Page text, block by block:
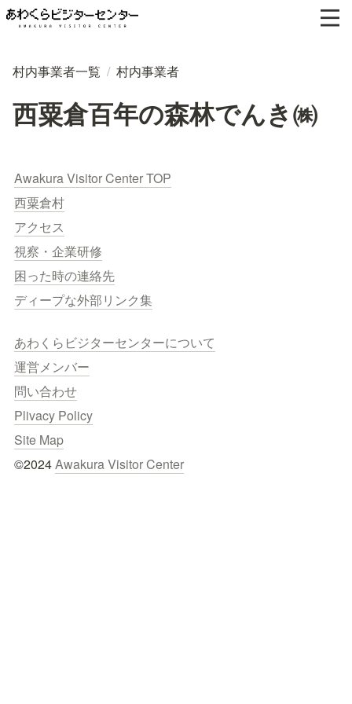
村内事業者一覧 / 村内事業者
西粟倉百年の森林でんき㈱
Awakura Visitor Center TOP
西粟倉村
アクセス
視察・企業研修
困った時の連絡先
ディープな外部リンク集
あわくらビジターセンターについて
運営メンバー
問い合わせ
Plivacy Policy
Site Map
©2024 Awakura Visitor Center